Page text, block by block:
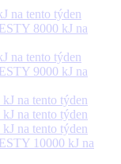
na tento týden
8000 kJ na
na tento týden
9000 kJ na
na tento týden
na tento týden
na tento týden
10000 kJ na